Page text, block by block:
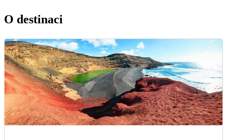
O destinaci